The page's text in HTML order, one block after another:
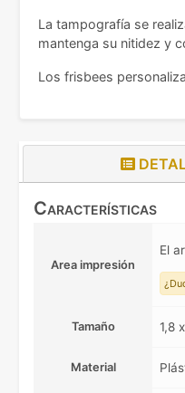
La tampografía se
mantenga su nitidez y
Los frisbees
Características
Area impresión
El
Tamaño 1,8
Material